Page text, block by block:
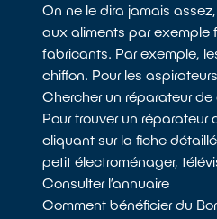
On ne le dira jamais
aux aliments par exemple
fabricants. Par exemple,
chiffon. Pour les
Chercher un réparateur
Pour trouver un
cliquant sur la fiche
petit électroménager,
Consulter l’annuaire
Comment bénéficier du